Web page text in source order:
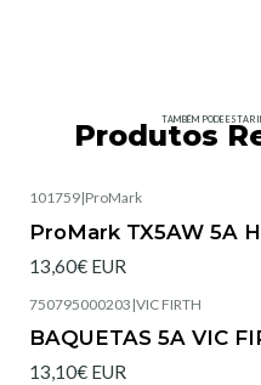
TAMBÉM PODE ESTAR
Produtos
101759|ProMark
ProMark TX5AW 5A
13,60€ EUR
750795000203 |VIC FIRTH
BAQUETAS 5A VIC
13,10€ EUR